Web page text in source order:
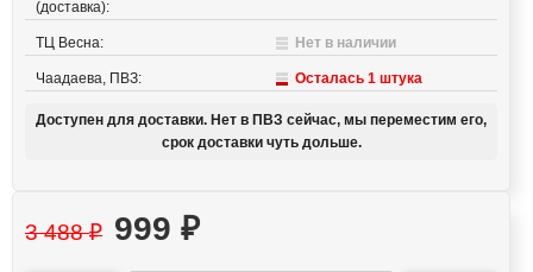
(доставка):
ТЦ Весна: Нет в наличии
Чаадаева, ПВЗ: Осталась 1 штука
Доступен для доставки. Нет в ПВЗ сейчас, мы переместим его,
срок доставки чуть дольше.
3 488₽ 999 ₽